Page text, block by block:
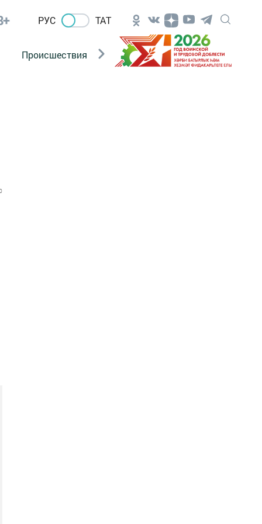
РУС ТАТ
Происшествия Новости Госавтоинспекции